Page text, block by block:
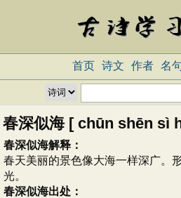
首页 诗文 作者 名
春深似海 [ chūn shēn sì
春深似海解释：
春天美丽的景色像大海一样深广。
光。
春深似海出处：